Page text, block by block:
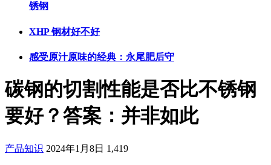
锈钢
XHP 钢材好不好
感受原汁原味的经典：永尾肥后守
碳钢的切割性能是否比不锈钢
要好？答案：并非如此
产品知识 2024年1月8日 1,419